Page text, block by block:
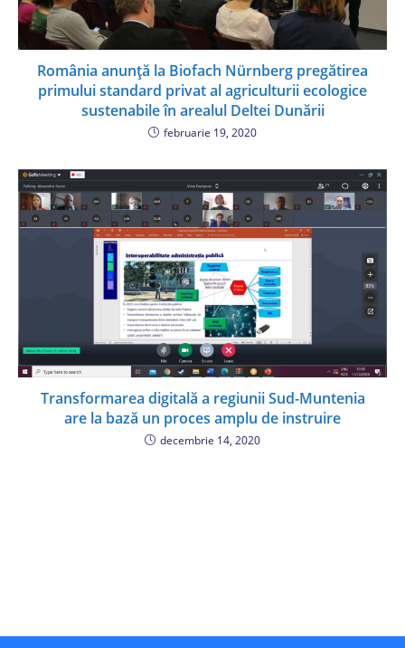
România anunţă la Biofach Nürnberg pregătirea
primului standard privat al agriculturii ecologice
sustenabile în arealul Deltei Dunării
februarie 19, 2020
Transformarea digitală a regiunii Sud-Muntenia
are la bază un proces amplu de instruire
decembrie 14, 2020